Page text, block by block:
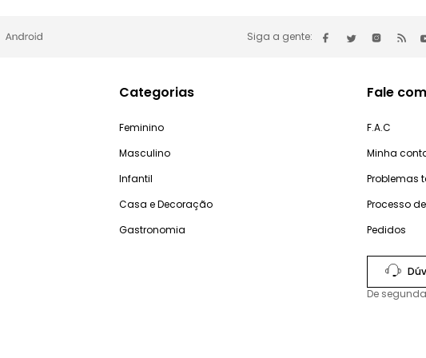
Siga a gente:
Categorias
Feminino
Masculino
Infantil
Casa e Decoração
Gastronomia
Fale
F.A.C
Minha
Problemas
Processo
Pedidos
De